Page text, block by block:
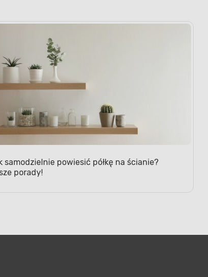
samodzielnie powiesić półkę na ścianie?
porady!